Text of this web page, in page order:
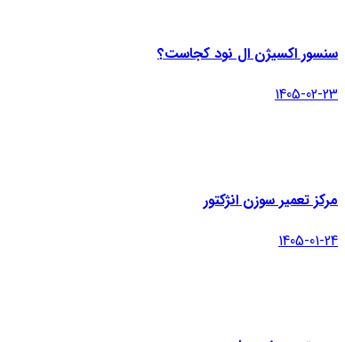
سنسور اکسیژن ال نود کجاست؟
1405-02-23
مرکز تعمیر سوزن انژکتور
1405-01-24